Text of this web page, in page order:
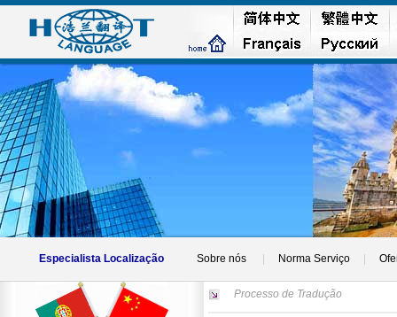
Especialista Localização Sobre nós Norma Serviço
Processo de Tradução